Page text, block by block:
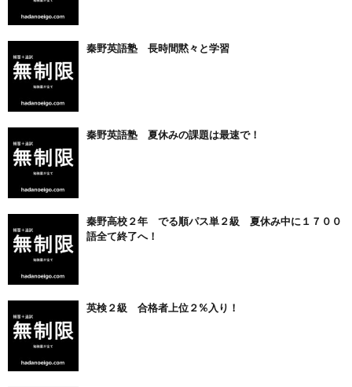
秦野英語塾 長時間黙々と学習
秦野英語塾 夏休みの課題は最速で！
秦野高校２年 でる順パス単２級 夏休み中に１７００
語全て終了へ！
英検２級 合格者上位２%入り！